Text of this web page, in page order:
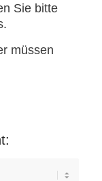
Sie bitte
müssen